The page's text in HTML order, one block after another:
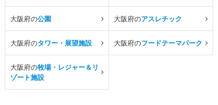
大阪府の公園 大阪府のアスレチック
大阪府のタワー・展望施設 大阪府のフードテーマパーク
大阪府の牧場・レジャー＆リ
ゾート施設